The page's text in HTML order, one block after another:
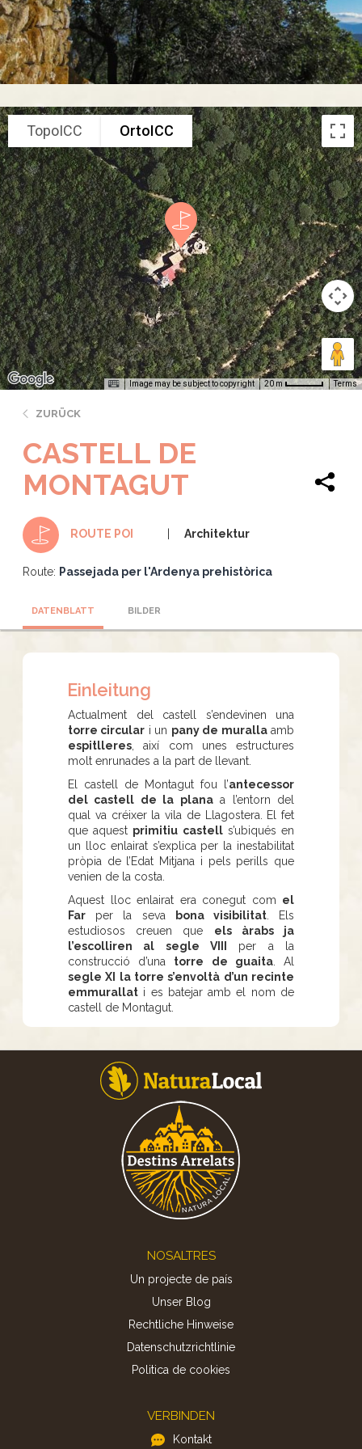
TopoICC OrtoICC
Image may be subject to copyright 20 m Terms
ZURÜCK
CASTELL DE
MONTAGUT
ROUTE POI Architektur
Route: Passejada per l'Ardenya prehistòrica
DATENBLATT BILDER
Einleitung
Actualment del castell s’endevinen una
torre circular i un pany de murallaamb
espitlleres , així com unes estructures
molt enrunades a la part de llevant.
El castell de Montagut fou l’antecessor
del castell de la planaa l’entorn del
qual va créixer la vila de Llagostera. El fet
que aquest primitiu castells’ubiqués en
un lloc enlairat s’explica per la inestabilitat
pròpia de l’Edat Mitjana i pels perills que
venien de la costa.
Aquest lloc enlairat era conegut com el
Far per la seva bona visibilitat. Els
estudiosos creuen que els àrabs ja
l’escolliren al segle VIII
per a la
construcció d’una torre de guaita. Al
segle XI la torre s’envoltà d’un recinte
emmurallat i es batejar amb el nom de
castell de Montagut.
NOSALTRES
Un projecte de país
Unser Blog
Rechtliche Hinweise
Datenschutzrichtlinie
Politica de cookies
VERBINDEN
Kontakt